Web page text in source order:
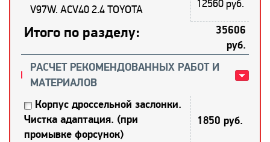
V97W. ACV40 2.4 TOYOTA
12560 руб.
Итого по разделу:
35606
руб.
РАСЧЕТ РЕКОМЕНДОВАННЫХ РАБОТ И
МАТЕРИАЛОВ
Корпус дроссельной заслонки.
Чистка адаптация. (при
промывке форсунок)
1850 руб.